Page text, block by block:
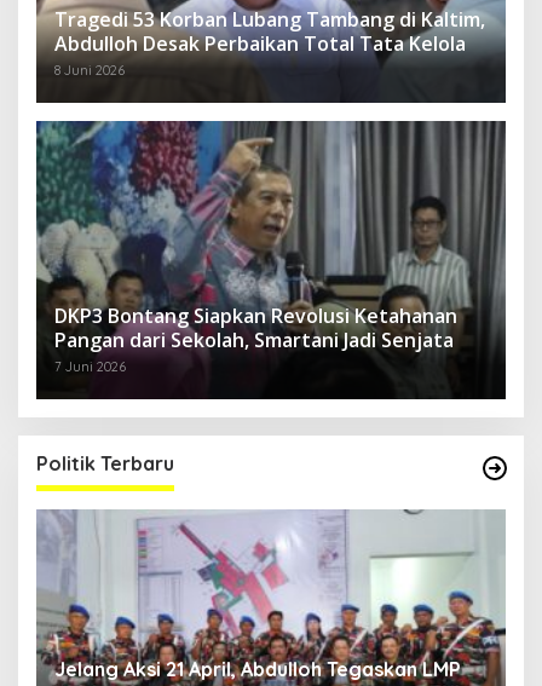
Tragedi 53 Korban Lubang Tambang di Kaltim,
Abdulloh Desak Perbaikan Total Tata Kelola
8 Juni 2026
DKP3 Bontang Siapkan Revolusi Ketahanan
Pangan dari Sekolah, Smartani Jadi Senjata
7 Juni 2026
Politik Terbaru
Jelang Aksi 21 April, Abdulloh Tegaskan LMP